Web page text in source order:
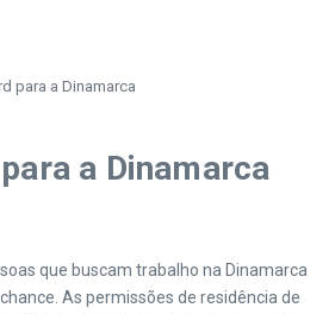
para a Dinamarca
a Dinamarca
que buscam trabalho na Dinamarca
As permissões de residência de